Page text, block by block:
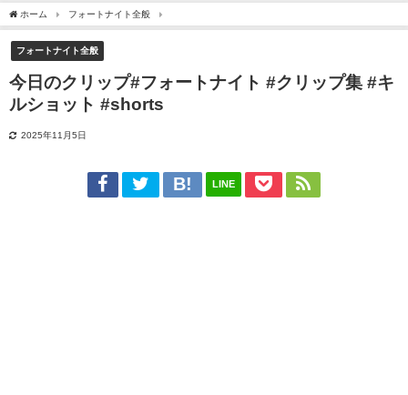
ホーム フォートナイト全般
フォートナイト全般
今日のクリップ#フォートナイト #クリップ集 #キ
ルショット #shorts
2025年11月5日
LINE